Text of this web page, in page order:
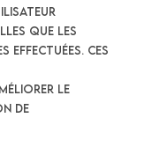
que les
effectuées. Ces
le
de